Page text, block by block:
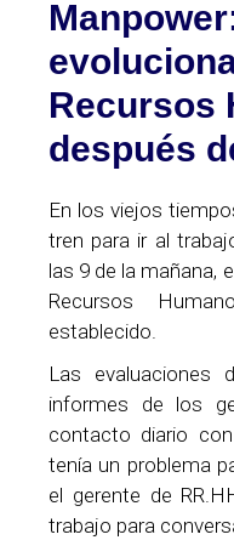
Recursos
después
En los viejos
tren para ir al
las 9 de la mañana,
Recursos
establecido.
Las evaluaciones
informes de los
contacto diario
tenía un problema
el gerente de
trabajo para